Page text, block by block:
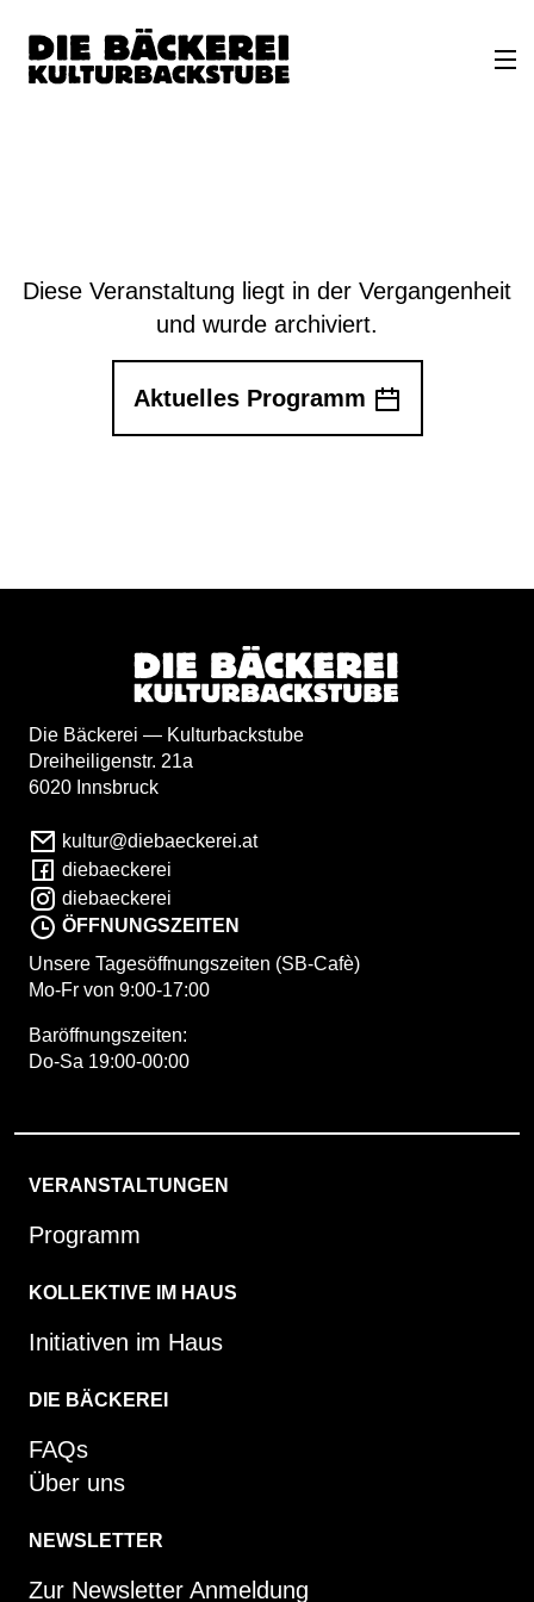
Diese Veranstaltung liegt in der Vergangenheit
und wurde archiviert.
Aktuelles Programm
Die Bäckerei — Kulturbackstube
Dreiheiligenstr. 21a
6020 Innsbruck
kultur@diebaeckerei.at
diebaeckerei
diebaeckerei
ÖFFNUNGSZEITEN
Unsere Tagesöffnungszeiten (SB-Cafè)
Mo-Fr von 9:00-17:00
Baröffnungszeiten:
Do-Sa 19:00-00:00
VERANSTALTUNGEN
Programm
KOLLEKTIVE IM HAUS
Initiativen im Haus
DIE BÄCKEREI
FAQs
Über uns
NEWSLETTER
Zur Newsletter Anmeldung